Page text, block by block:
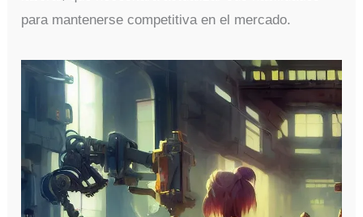
para mantenerse competitiva en el mercado.